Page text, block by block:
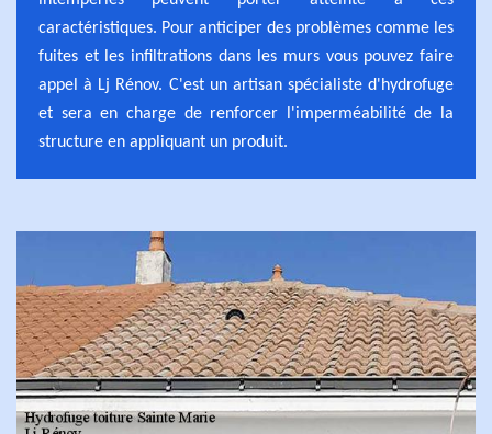
caractéristiques. Pour anticiper des problèmes comme les
fuites et les infiltrations dans les murs vous pouvez faire
appel à Lj Rénov. C'est un artisan spécialiste d'hydrofuge
et sera en charge de renforcer l'imperméabilité de la
structure en appliquant un produit.